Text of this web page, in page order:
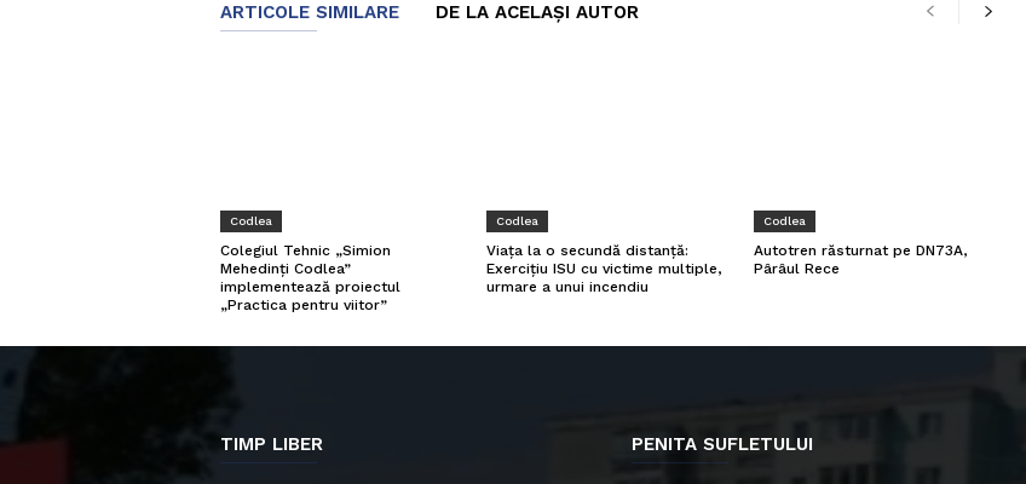
ARTICOLE SIMILARE DE LA ACELAȘI AUTOR
Codlea
Colegiul Tehnic „Simion
Mehedinți Codlea”
implementează proiectul
„Practica pentru viitor”
Codlea
Viața la o secundă distanță:
Exercițiu ISU cu victime multiple,
urmare a unui incendiu
Codlea
Autotren răsturnat pe DN73A,
Pârâul Rece
TIMP LIBER PENITA SUFLETULUI